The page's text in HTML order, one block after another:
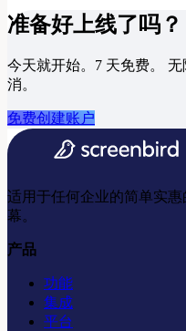
准备好上线了吗？
今天就开始。7 天免费。
无
消。
免费创建账户
适用于任何企业的简单实
幕。
产品
功能
集成
平台